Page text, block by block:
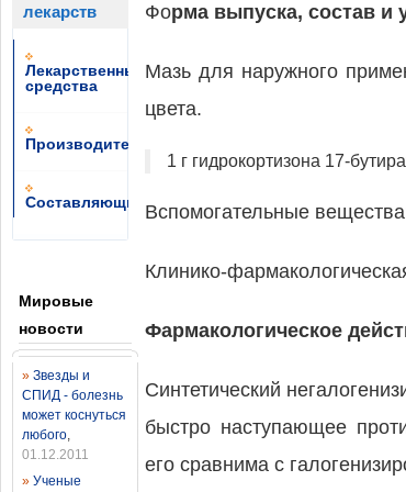
лекарств
Лекарственные
средства
Производители
Составляющие
Мировые
новости
» Звезды и
СПИД - болезнь
может коснуться
любого,
01.12.2011
» Ученые
Форма выпуска, состав и
Мазь для наружного
цвета.
1 г гидрокортизона 17-
Вспомогательные
Клинико-
Фармакологическое
Синтетический
быстро наступающее
его сравнима с